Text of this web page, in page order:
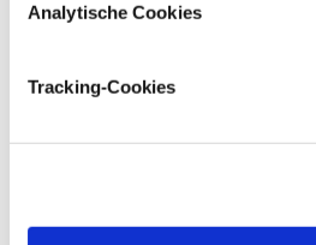
Analytische Cookies
Tracking-Cookies
Schwarzer Pfeffer
4 Gewürzgurken